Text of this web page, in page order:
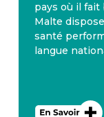
pays où il fait
Malte
santé
langue